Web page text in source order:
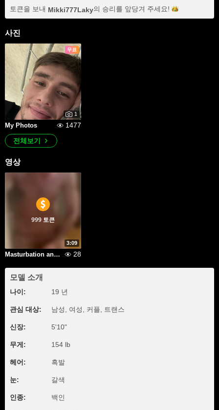
토큰을 보내 Mikki777Laky의 승리를 앞당겨 주세요!
사진
무료
1
My Photos
1477
전체보기
영상
3:09
999 토큰
Masturbation and cum 28
모델 소개
나이: 19 년
관심 대상: 남성, 여성, 커플, 트랜스
신장: 5'10"
무게: 154 lb
헤어: 흑발
눈: 갈색
인종: 백인